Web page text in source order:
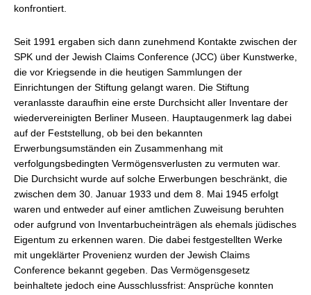
konfrontiert.
Seit 1991 ergaben sich dann zunehmend Kontakte zwischen der
SPK und der Jewish Claims Conference (JCC) über Kunstwerke,
die vor Kriegsende in die heutigen Sammlungen der
Einrichtungen der Stiftung gelangt waren. Die Stiftung
veranlasste daraufhin eine erste Durchsicht aller Inventare der
wiedervereinigten Berliner Museen. Hauptaugenmerk lag dabei
auf der Feststellung, ob bei den bekannten
Erwerbungsumständen ein Zusammenhang mit
verfolgungsbedingten Vermögensverlusten zu vermuten war.
Die Durchsicht wurde auf solche Erwerbungen beschränkt, die
zwischen dem 30. Januar 1933 und dem 8. Mai 1945 erfolgt
waren und entweder auf einer amtlichen Zuweisung beruhten
oder aufgrund von Inventarbucheinträgen als ehemals jüdisches
Eigentum zu erkennen waren. Die dabei festgestellten Werke
mit ungeklärter Provenienz wurden der Jewish Claims
Conference bekannt gegeben. Das Vermögensgesetz
beinhaltete jedoch eine Ausschlussfrist: Ansprüche konnten